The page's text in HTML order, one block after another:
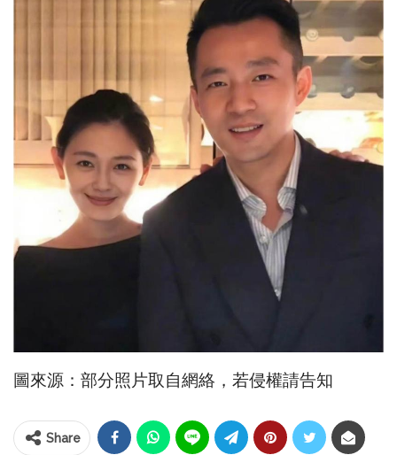
圖來源：部分照片取自網絡，若侵權請告知
Share